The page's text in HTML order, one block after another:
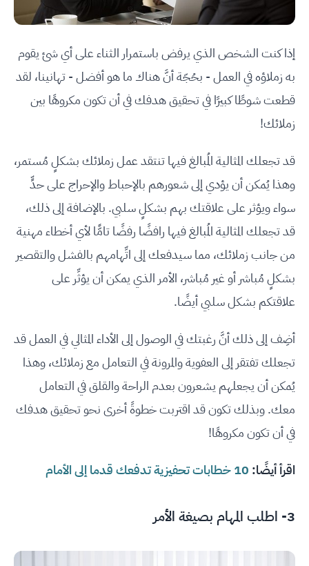
إذا كنت الشخص الذي يرفض باستمرار الثناء على أي شئ يقوم
به زملاؤه في العمل - بحُجّة أنَّ هناك ما هو أفضل - تهانينا، لقد
قطعت شوطًا كبيرًا في تحقيق هدفك في أن تكون مكروهًا بين
زملائك!
قد تجعلك المثالية المُبالغ فيها تنتقد عمل زملائك بشكلٍ مُستمر،
وهذا يُمكن أن يؤدي إلى شعورهم بالإحباط والإحراج على حدٍّ
سواء ويؤثر على علاقتك بهم بشكلٍ سلبي. بالإضافة إلى ذلك،
قد تجعلك المثالية المُبالغ فيها رافضًا رفضًا تامًّا لأي أخطاء مهنية
من جانب زملائك، مما سيدفعك إلى اتِّهامهم بالفشل والتقصير
بشكلٍ مُباشر أو غير مُباشر، الأمر الذي يمكن أن يؤثِّر على
علاقتكم بشكل سلبي أيضًا.
أضِف إلى ذلك أنَّ رغبتك في الوصول إلى الأداء المثالي في العمل قد
تجعلك تفتقر إلى العفوية والمرونة في التعامل مع زملائك، وهذا
يُمكن أن يجعلهم يشعرون بعدم الراحة والقلق في التعامل
معك. وبذلك تكون قد اقتربت خطوةً أخرى نحو تحقيق هدفك
في أن تكون مكروهًا!
اقرأ أيضًا: 10 خطابات تحفيزية تدفعك قدما إلى الأمام
3- اطلب المهام بصيغة الأمر